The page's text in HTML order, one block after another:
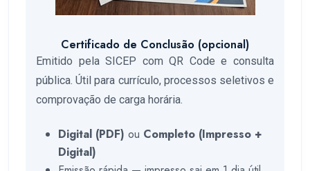
Certificado de Conclusão (opcional)
Emitido pela SICEP com QR Code e consulta
pública. Útil para currículo, processos seletivos e
comprovação de carga horária.
Digital (PDF) ou Completo (Impresso +
Digital)